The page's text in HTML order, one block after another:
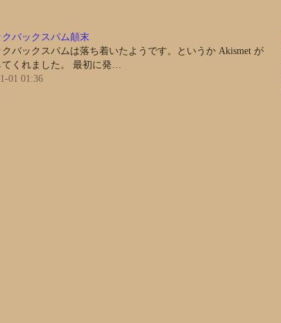
クバックスパム顛末
クバックスパムは落ち着いたようです。というか Akismet が
くれました。 最初に発…
01 01:36